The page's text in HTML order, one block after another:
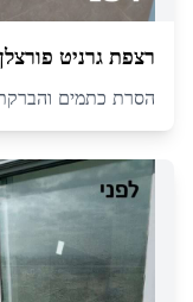
רצפת גרניט פורצלן
הסרת כתמים